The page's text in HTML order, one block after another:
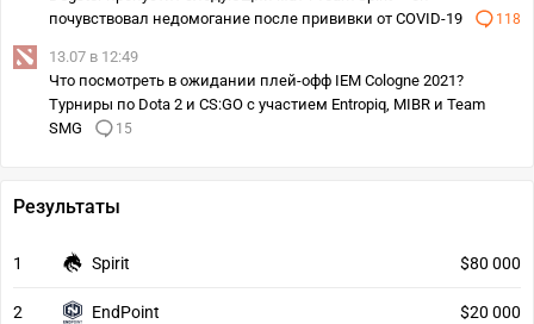
почувствовал недомогание после прививки от COVID-19
118
13.07 в 12:49
Что посмотреть в ожидании плей-офф IEM Cologne 2021?
Турниры по Dota 2 и CS:GO с участием Entropiq, MIBR и Team
SMG
15
Результаты
1 Spirit $80 000
2 EndPoint $20 000